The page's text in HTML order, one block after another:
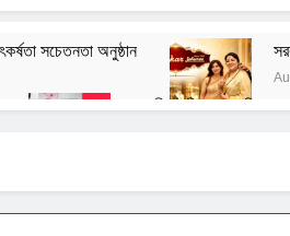
সচেতনতা অনুষ্ঠান
বাঙালির ইতিহাস ও বহিরাগত
আয়োজন করল মণিপাল হাসপাতাল